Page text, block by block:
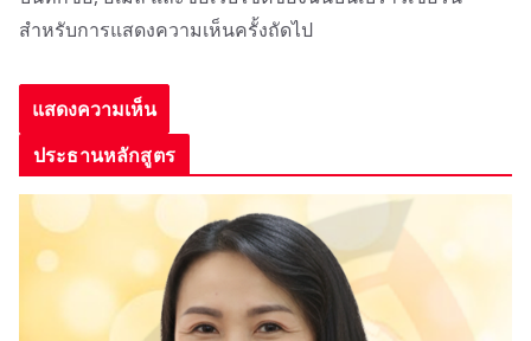
สำหรับการแสดงความเห็นครั้งถัดไป
ประธานหลักสูตร